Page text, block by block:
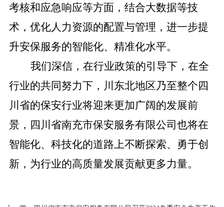
考核和应急响应等方面，结合大数据等技
术，优化人力资源的配置与管理，进一步提
升安保服务的智能化、精准化水平。
我们深信，在行业政策的引导下，在全
行业的共同努力下，川东北地区乃至整个四
川省的保安行业将迎来更加广阔的发展前
景，四川省南充市保安服务有限公司也将在
智能化、科技化的道路上不断探索、勇于创
新，为行业的高质量发展贡献更多力量。